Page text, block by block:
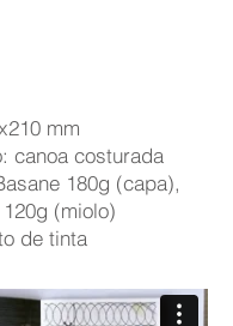
mm
canoa costurada
180g (capa),
(miolo)
de tinta